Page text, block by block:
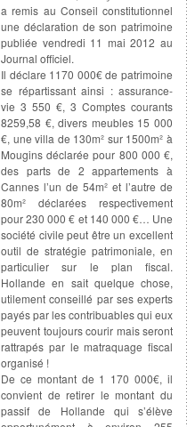
a remis au Conseil constitutionnel
une déclaration de son patrimoine
publiée vendredi 11 mai 2012 au
Journal officiel.
Il déclare 1170 000€ de patrimoine
se répartissant ainsi : assurance-
vie 3 550 €, 3 Comptes courants
8259,58 €, divers meubles 15 000
€, une villa de 130m² sur 1500m² à
Mougins déclarée pour 800 000 €,
des parts de 2 appartements à
Cannes l’un de 54m² et l’autre de
80m² déclarées respectivement
pour 230 000 € et 140 000 €… Une
société civile peut être un excellent
outil de stratégie patrimoniale, en
particulier sur le plan fiscal.
Hollande en sait quelque chose,
utilement conseillé par ses experts
payés par les contribuables qui eux
peuvent toujours courir mais seront
rattrapés par le matraquage fiscal
organisé !
De ce montant de 1 170 000€, il
convient de retirer le montant du
passif de Hollande qui s’élève